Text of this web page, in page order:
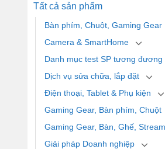
Tất cả sản phẩm
Bàn phím, Chuột, Gaming Gear
Camera & SmartHome
Danh mục test SP tương đương
Dịch vụ sửa chữa, lắp đặt
Điện thoại, Tablet & Phụ kiện
Gaming Gear, Bàn phím, Chuột
Gaming Gear, Bàn, Ghế, Stream
Giải pháp Doanh nghiệp